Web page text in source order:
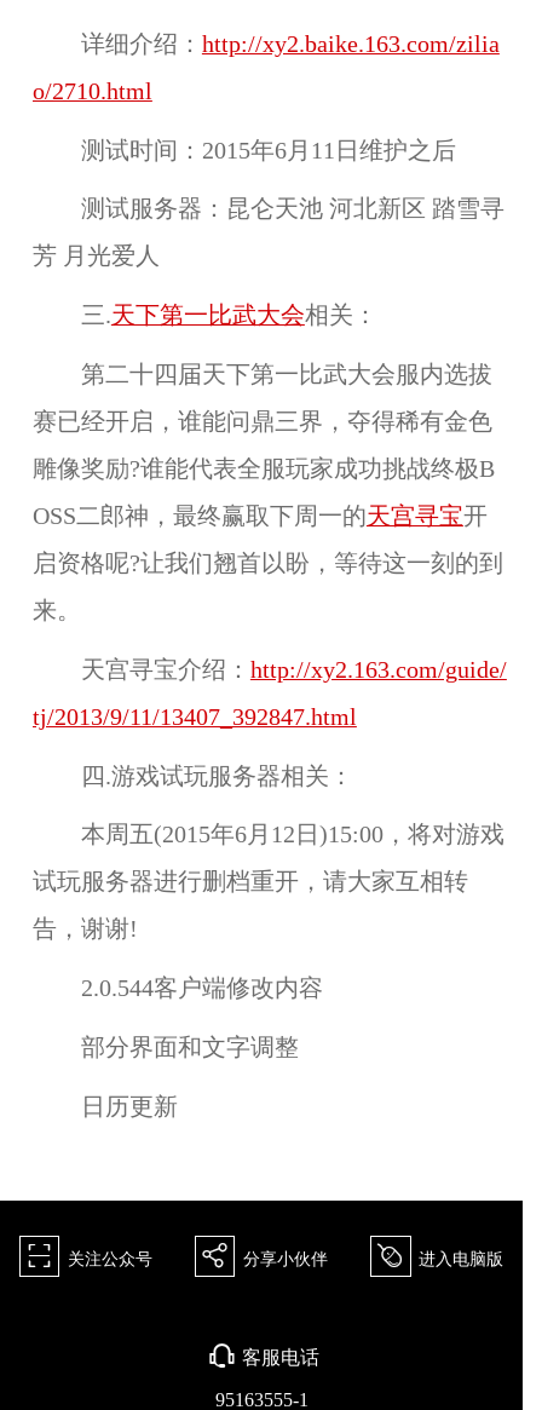
详细介绍： http://xy2.baike.163.com/zilia
o/2710.html
测试时间： 2015年6月11日维护之后
测试服务器： 昆仑天池 河北新区 踏雪寻
芳 月光爱人
三.天下第一比武大会相关：
第二十四届天下第一比武大会服内选拔
赛已经开启，谁能问鼎三界，夺得稀有金色
雕像奖励?谁能代表全服玩家成功挑战终极B
OSS二郎神，最终赢取下周一的天宫寻宝开
启资格呢?让我们翘首以盼，等待这一刻的到
来。
天宫寻宝介绍： http://xy2.163.com/guide/
tj/2013/9/11/13407_392847.html
四.游戏试玩服务器相关：
本周五(2015年6月12日)15:00，将对游戏
试玩服务器进行删档重开，请大家互相转
告，谢谢!
2.0.544客户端修改内容
部分界面和文字调整
日历更新
򰀁 关注公众号 򰀂 分享小伙伴 򰀄 进入电脑版
򰀃 客服电话
95163555-1